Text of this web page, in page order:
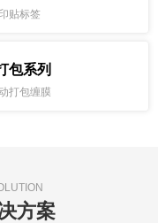
方案
贴标签
包系列
打包缠膜